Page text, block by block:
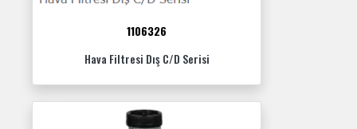
1106326
Hava Filtresi Dış C/D Serisi